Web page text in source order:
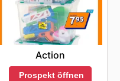
Action
Prospekt öffnen